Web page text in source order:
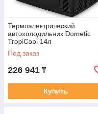
Термоэлектрический
автохолодильник Dometic
TropiCool 14л
Под заказ
226 941 ₸
Купить